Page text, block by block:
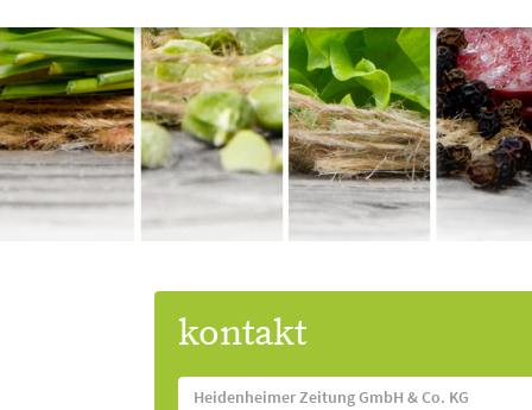
kontakt
Heidenheimer Zeitung GmbH & Co. KG